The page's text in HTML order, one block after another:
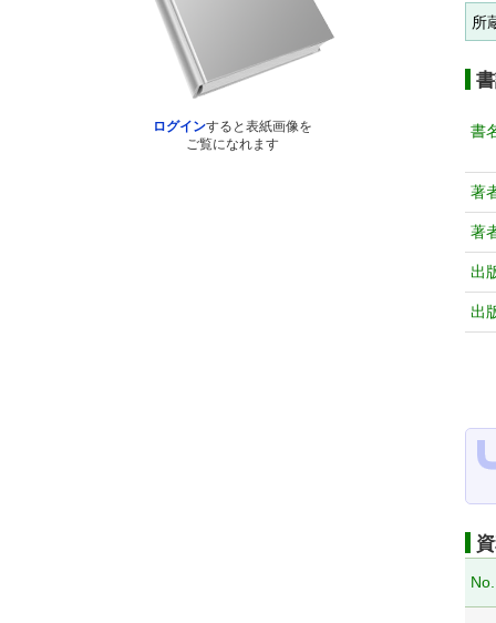
ログインすると表紙画像を
ご覧になれます
所
書
著
著
出
出
No.